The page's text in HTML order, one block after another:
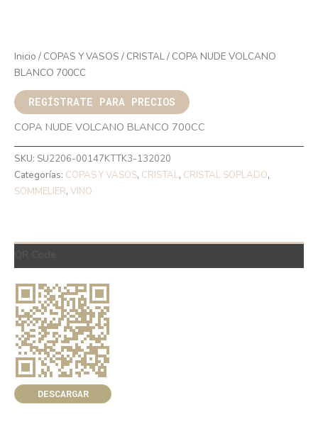
Inicio / COPAS Y VASOS / CRISTAL/ COPA NUDE VOLCANO
BLANCO 700CC
REGÍSTRATE PARA PRECIOS
COPA NUDE VOLCANO BLANCO 700CC
SKU: SU2206-00147KTTK3-132020
Categorías: COPAS Y VASOS, CRISTAL, CRISTAL SOPLADO,
SOMMELIER, VINO
DESCARGAR